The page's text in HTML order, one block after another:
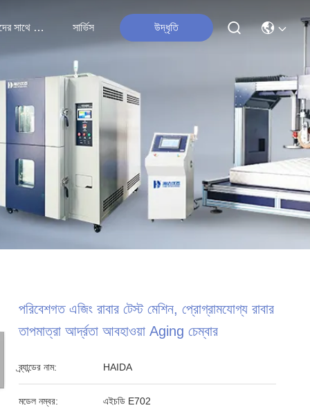
আমাদের সাথে যোগাযোগ সার্ভিস উদ্ধৃতি
পরিবেশগত এজিং রাবার টেস্ট মেশিন, প্রোগ্রামযোগ্য রাবার
তাপমাত্রা আর্দ্রতা আবহাওয়া Aging চেম্বার
ব্র্যান্ডের নাম: HAIDA
মডেল নম্বর: এইচডি E702